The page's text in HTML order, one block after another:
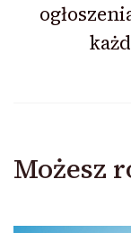
Możesz